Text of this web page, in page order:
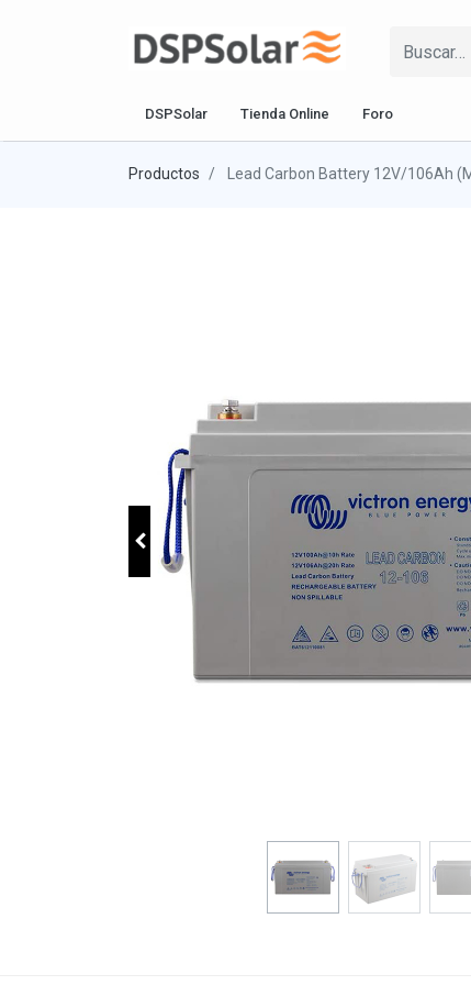
DSPSolar Tienda Online Foro
Productos Lead Carbon Battery 12V/106Ah